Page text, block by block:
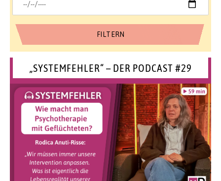
„SYSTEMFEHLER“ – DER PODCAST #29